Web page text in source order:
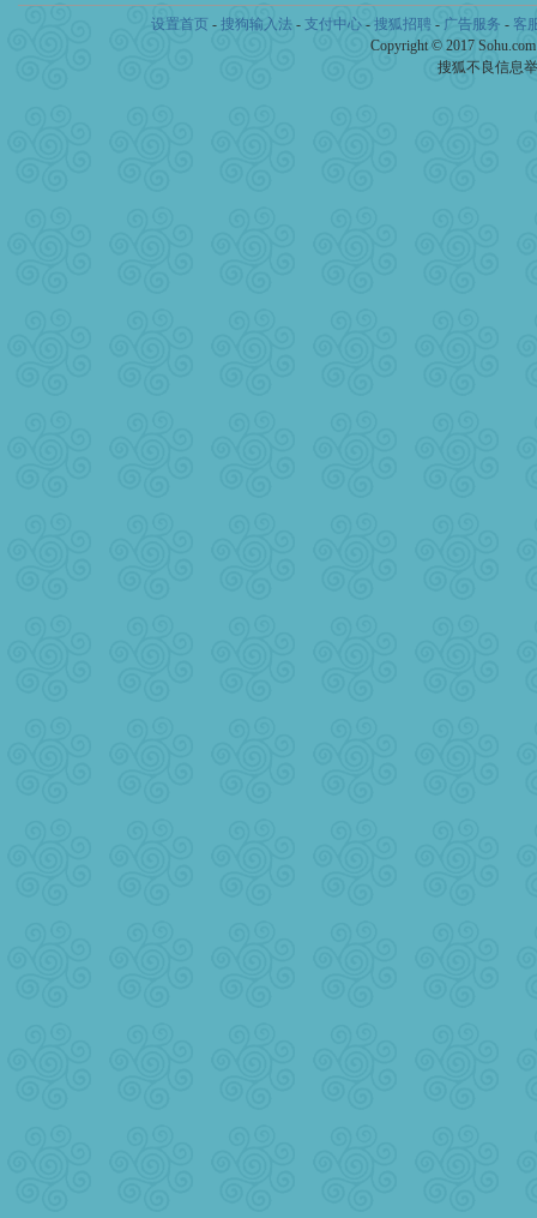
道一声平安！新年吉祥万事
[春节]传说薰衣草有四片叶
片叶子是希望，第三片叶
送你一棵薰衣草，愿你新年
设置首页 - 搜狗输入法- 支付中心- 搜狐招聘- 广告服务 - 客
Copyright © 2017
搜狐不良信息